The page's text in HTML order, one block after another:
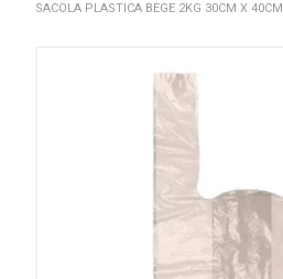
SACOLA PLASTICA BEGE 2KG 30CM X 40CM